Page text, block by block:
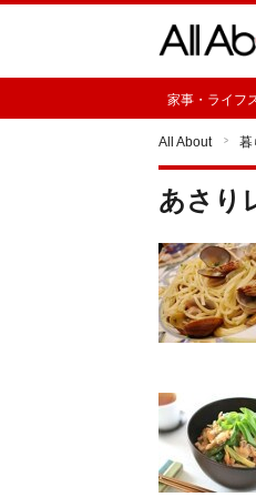
家事・ライフ
All About 暮
あさり